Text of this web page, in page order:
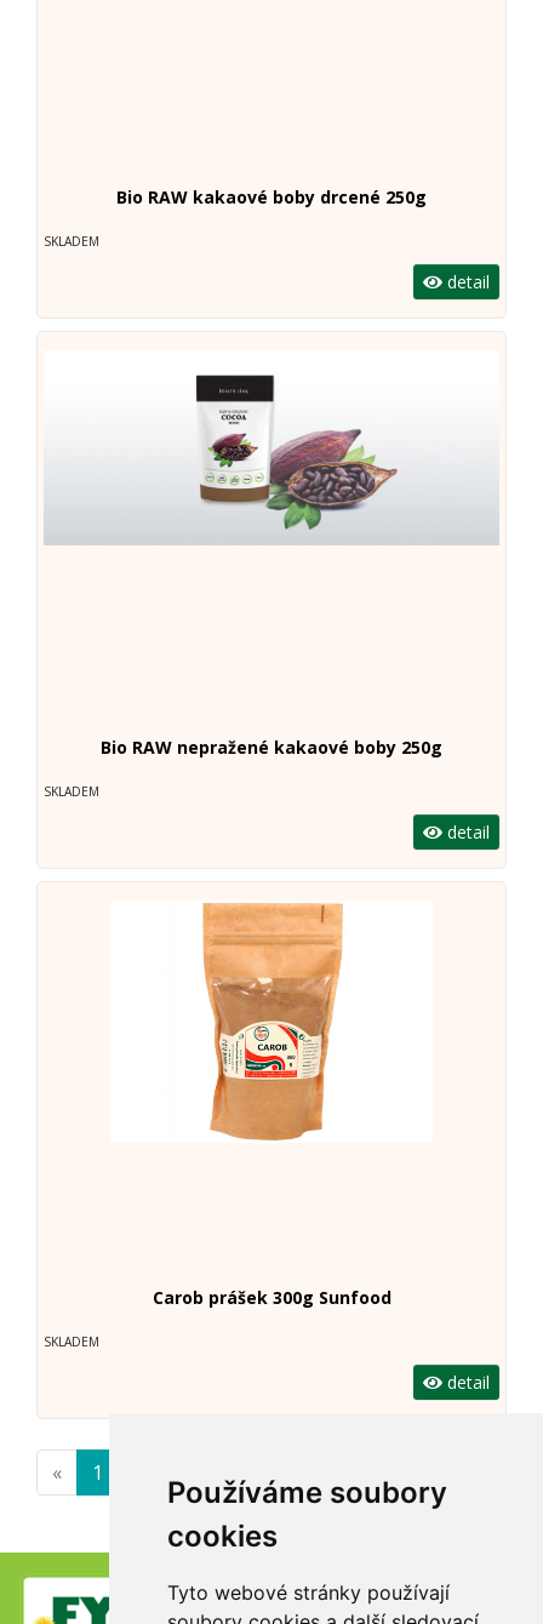
Používáme soubory
cookies
Tyto webové stránky používají
Bio RAW kakaové boby drcené 250g
SKLADEM
detail
Bio RAW nepražené kakaové boby 250g
SKLADEM
detail
Carob prášek 300g Sunfood
SKLADEM
detail
« 1